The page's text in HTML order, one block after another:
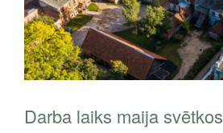
Darba laiks maija svētkos